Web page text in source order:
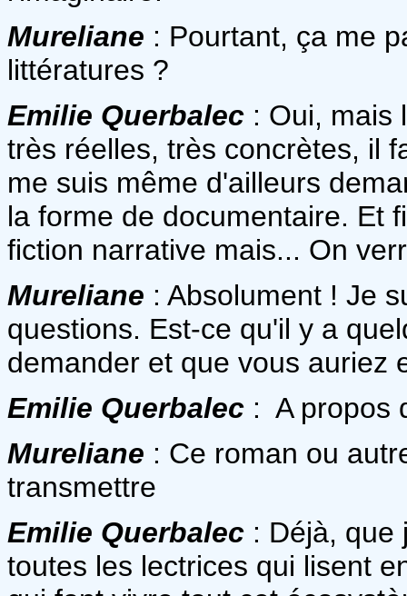
Mureliane : Pourtant, ça me
littératures ?
Emilie Querbalec : Oui, mais
très réelles, très concrètes, il
me suis même d'ailleurs
la forme de documentaire. Et
fiction narrative mais... On
Mureliane : Absolument ! Je
questions. Est-ce qu'il y a
demander et que vous auriez
Emilie Querbalec : A propos
Mureliane : Ce roman ou
transmettre
Emilie Querbalec : Déjà, que
toutes les lectrices qui lisent